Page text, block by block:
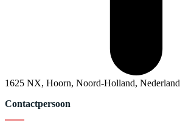
1625 NX, Hoorn, Noord-Holland, Nederland
Contactpersoon